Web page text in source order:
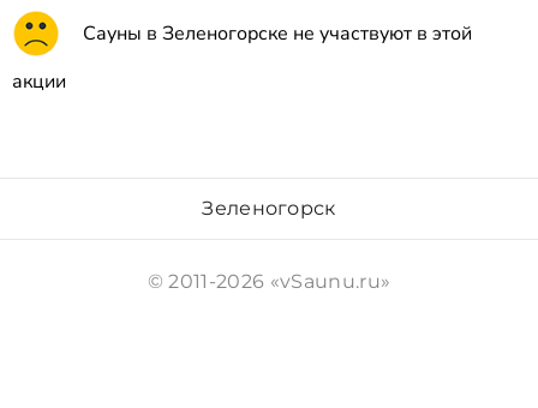
Сауны в Зеленогорске не участвуют в этой
акции
Зеленогорск
© 2011-2026 «vSaunu.ru»